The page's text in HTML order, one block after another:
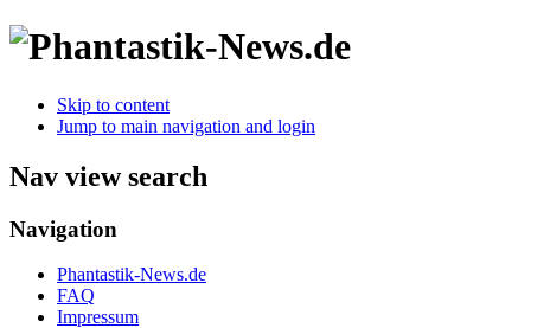
Skip to content
Jump to main navigation and login
Nav view search
Navigation
Phantastik-News.de
FAQ
Impressum